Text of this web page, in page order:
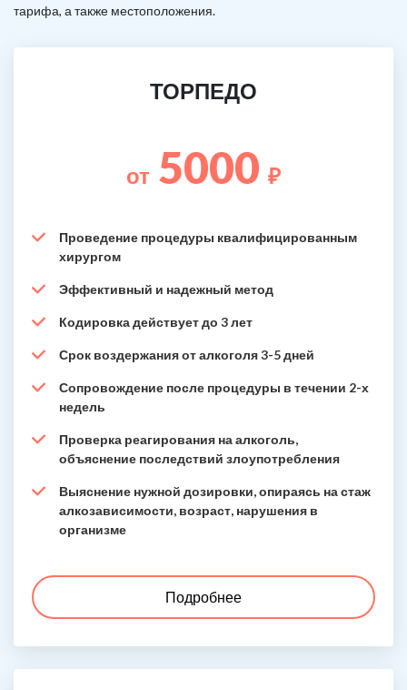
тарифа, а также местоположения.
ТОРПЕДО
от 5000 ₽
Проведение процедуры квалифицированным
хирургом
Эффективный и надежный метод
Кодировка действует до 3 лет
Срок воздержания от алкоголя 3-5 дней
Сопровождение после процедуры в течении 2-х
недель
Проверка реагирования на алкоголь,
объяснение последствий злоупотребления
Выяснение нужной дозировки, опираясь на стаж
алкозависимости, возраст, нарушения в
организме
Подробнее